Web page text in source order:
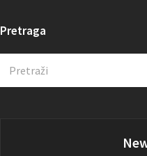
Pretraga